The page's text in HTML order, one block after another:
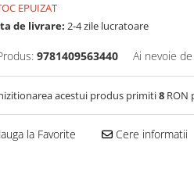
EPUIZAT
de livrare: 2-4 zile lucratoare
9781409563440 Ai nevoie
acestui produs primiti8 RON
la Favorite Cere informatii